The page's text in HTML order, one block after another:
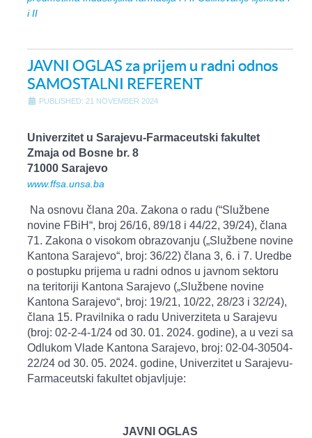
i II
JAVNI OGLAS za prijem u radni odnos
SAMOSTALNI REFERENT
PUBLISHED: 21 NOVEMBER 2024
Univerzitet u Sarajevu-Farmaceutski fakultet
Zmaja od Bosne br. 8
71000 Sarajevo
www.ffsa.unsa.ba
Na osnovu člana 20a. Zakona o radu (“Službene
novine FBiH“, broj 26/16, 89/18 i 44/22, 39/24), člana
71. Zakona o visokom obrazovanju („Službene novine
Kantona Sarajevo“, broj: 36/22) člana 3, 6. i 7. Uredbe
o postupku prijema u radni odnos u javnom sektoru
na teritoriji Kantona Sarajevo („Službene novine
Kantona Sarajevo“, broj: 19/21, 10/22, 28/23 i 32/24),
člana 15. Pravilnika o radu Univerziteta u Sarajevu
(broj: 02-2-4-1/24 od 30. 01. 2024. godine), a u vezi sa
Odlukom Vlade Kantona Sarajevo, broj: 02-04-30504-
22/24 od 30. 05. 2024. godine, Univerzitet u Sarajevu-
Farmaceutski fakultet objavljuje:
JAVNI OGLAS